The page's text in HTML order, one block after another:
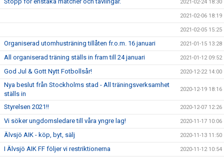
2021-02-24 18:30
2021-02-06 18:19
2021-02-05 15:25
Organiserad utomhusträning tillåten fr.o.m. 16 januari 2021-01-15 13:28
All organiserad träning ställs in fram till 24 januari 2021-01-12 09:52
God Jul & Gott Nytt Fotbollsår! 2020-12-22 14:00
Nya beslut från Stockholms stad - All träningsverksamhet
ställs in
2020-12-19 18:16
Styrelsen 2021!! 2020-12-07 12:26
Vi söker ungdomsledare till våra yngre lag! 2020-11-17 10:06
Älvsjö AIK - köp, byt, sälj 2020-11-13 11:50
I Älvsjö AIK FF följer vi restriktionerna 2020-11-12 10:54